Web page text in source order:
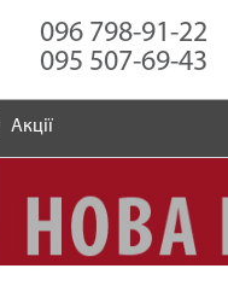
096 798-91-22
095 507-69-43
Акції